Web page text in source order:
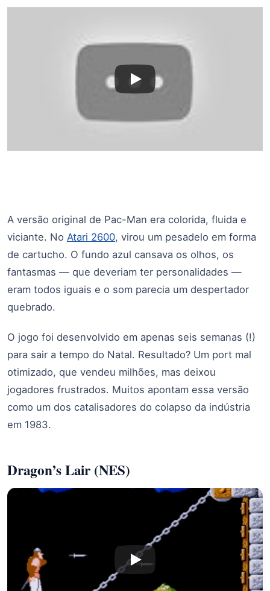
A versão original de Pac-Man era colorida, fluida e
viciante. No Atari 2600, virou um pesadelo em forma
de cartucho. O fundo azul cansava os olhos, os
fantasmas — que deveriam ter personalidades —
eram todos iguais e o som parecia um despertador
quebrado.
O jogo foi desenvolvido em apenas seis semanas (!)
para sair a tempo do Natal. Resultado? Um port mal
otimizado, que vendeu milhões, mas deixou
jogadores frustrados. Muitos apontam essa versão
como um dos catalisadores do colapso da indústria
em 1983.
Dragon’s Lair (NES)